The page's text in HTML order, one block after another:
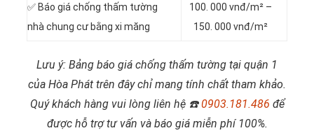
✅ Báo giá chống thấm tường
nhà chung cư bằng xi măng
100. 000 vnđ/m² –
150. 000 vnđ/m²
Lưu ý: Bảng báo giá chống thấm tường tại quận 1
của Hòa Phát trên đây chỉ mang tính chất tham khảo.
Quý khách hàng vui lòng liên hệ ☎️0903.181.486 để
được hỗ trợ tư vấn và báo giá miễn phí 100%.